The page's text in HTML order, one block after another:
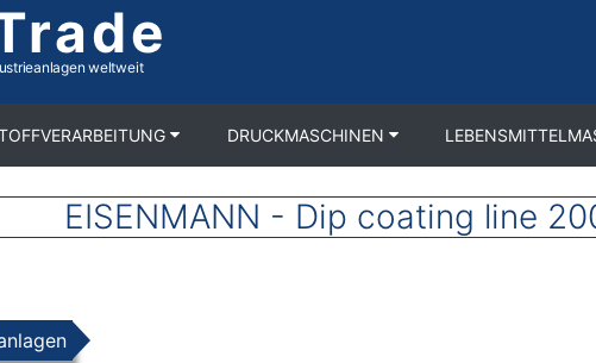
weltweit
DRUCKMASCHINEN
EISENMANN - Dip coating line